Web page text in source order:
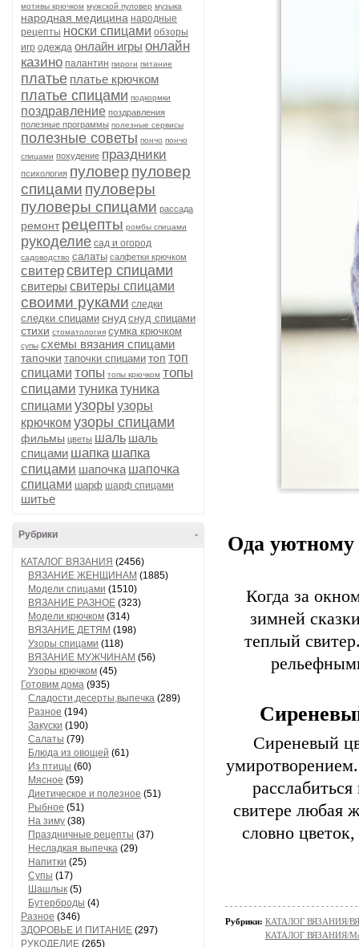
мотивы крючком мужской пуловер музыка
народная медицина народные
рецепты носки спицами обзоры
игр одежда онлайн игры онлайн
казино палантин пироги питание
платье платье крючком
платье спицами подкормки
поздравление поздравления
полезные программы полезные сервисы
полезные советы пончо пончо
спицами похудение праздники
психология пуловер пуловер
спицами пуловеры
пуловеры спицами рассада
ремонт рецепты ромбы спицами
рукоделие сад и огород
садоводство салаты салфетки крючком
свитерсвитер спицами
свитеры свитеры спицами
своими руками следки
следки спицами снуд снуд спицами
стихи стоматология сумка крючком
супы схемы вязания спицами
тапочки тапочки спицами топ топ
спицами топы топы крючком топы
спицами туника туника
спицами узоры узоры
крючком узоры спицами
фильмы цветы шаль шаль
спицами шапка шапка
спицами шапочка шапочка
спицами шарф шарф спицами
шитье
-
Рубрики
КАТАЛОГ ВЯЗАНИЯ (2456)
ВЯЗАНИЕ ЖЕНЩИНАМ (1885)
Модели спицами (1510)
ВЯЗАНИЕ РАЗНОЕ (323)
Модели крючком (314)
ВЯЗАНИЕ ДЕТЯМ (198)
Узоры спицами (118)
ВЯЗАНИЕ МУЖЧИНАМ (56)
Узоры крючком (45)
Готовим дома (935)
Сладости,десерты,выпечка (289)
Разное (194)
Закуски (190)
Салаты (79)
Блюда из овощей (61)
Из птицы (60)
Мясное (59)
Диетическое и полезное (51)
Рыбное (51)
На зиму (38)
Праздничные рецепты (37)
Несладкая выпечка (29)
Напитки (25)
Супы (17)
Шашлык (5)
Бутерброды (4)
Разное (346)
ЗДОРОВЬЕ И ПИТАНИЕ (297)
РУКОДЕЛИЕ (265)
Ода уютному
Когда за
зимней
теплый
Сиреневый
свитере любая
словно
Рубрики: КАТАЛОГ ВЯЗАНИЯ/
КАТАЛОГ ВЯЗАНИЯ/